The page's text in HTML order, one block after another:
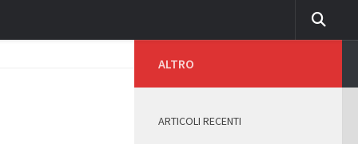
ALTRO
ARTICOLI RECENTI